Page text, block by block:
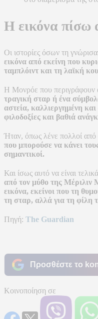
Η εικόνα πίσω
Οι ιστορίες όσων τη
εικόνα από εκείνη που
ταμπλόιντ και τη λαϊκή
Η Μονρόε που περιγράφουν
τραγική σταρ ή ένα
αστεία, καλλιεργημένη
φιλοδοξίες και βαθιά
Ήταν, όπως λένε πολλοί από
που μπορούσε να κάνει
σημαντικοί.
Και ίσως αυτό να είναι τελικά
από τον μύθο της Μέριλιν
εικόνα, εκείνοι που τη
τη σταρ, αλλά για τη φίλη
Πηγή: The Guardian
Προσθέστε το
Κοινοποίηση σε